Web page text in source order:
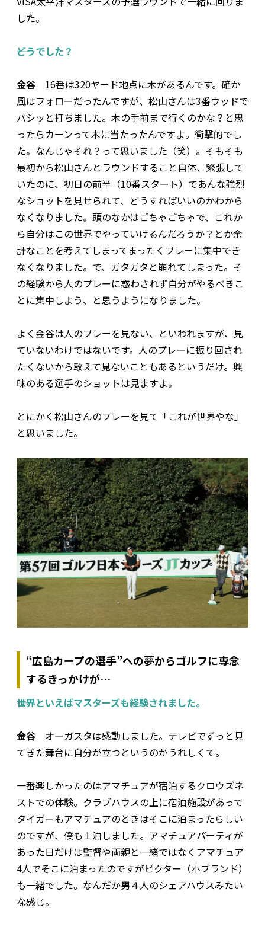
した。
――どうでした？
金谷 16番は320ヤード地点に木があるんです。確か
風はフォローだったんですが、松山さんは3番ウッドで
バシッと打ちました。木の手前まで行くのかな？と思
ったらカーンって木に当たったんですよ。衝撃的でし
た。なんじゃそれ？って思いました（笑）。そもそも
最初から松山さんとラウンドすること自体、緊張して
いたのに、初日の前半（10番スタート）であんな強烈
なショットを見せられて、どうすればいいのかわから
なくなりました。頭のなかはごちゃごちゃで、これか
ら自分はこの世界でやっていけるんだろうか？とか余
計なことを考えてしまってまったくプレーに集中でき
なくなりました。で、ガタガタと崩れてしまった。そ
の経験から人のプレーに惑わされず自分がやるべきこ
とに集中しよう、と思うようになりました。
よく金谷は人のプレーを見ない、といわれますが、見
ていないわけではないです。人のプレーに振り回され
たくないから敢えて見ないこともあるというだけ。興
味のある選手のショットは見ますよ。
とにかく松山さんのプレーを見て「これが世界やな」
と思いました。
“広島カープの選手”への夢からゴルフに専念
するきっかけが…
――世界といえばマスターズも経験されました。
金谷 オーガスタは感動しました。テレビでずっと見
てきた舞台に自分が立つというのがうれしくて。
一番楽しかったのはアマチュアが宿泊するクロウズネ
ストでの体験。クラブハウスの上に宿泊施設があって
タイガーもアマチュアのときはそこに泊まったらしい
のですが、僕も１泊しました。アマチュアパーティが
あった日だけは監督や両親と一緒ではなくアマチュア
4人でそこに泊まったのですがビクター（ホブランド）
も一緒でした。なんだか男４人のシェアハウスみたい
な感じ。